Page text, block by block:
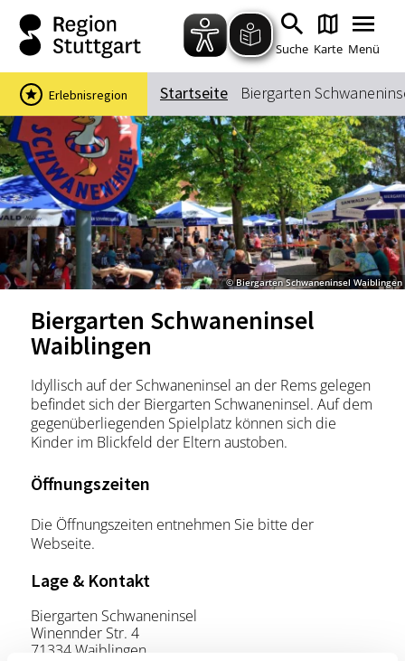
Zum Hauptinhalt springen
Zur Suche springen
Zur Hauptnavigation
Zum Footer springen
Suche Karte Menü
Suchbegriff
Das könnte Sie interessieren
Stadtführungen
Events & Tickets
Ausflugsziele
Erlebnisse
Wein
Radfahren
Wandern
Startseite Biergarten
Erlebnisregion
© Biergarten Schwaneninsel Waiblingen
Biergarten Schwaneninsel
Waiblingen
Idyllisch auf der Schwaneninsel an der Rems gelegen
befindet sich der Biergarten Schwaneninsel. Auf dem
gegenüberliegenden Spielplatz können sich die
Kinder im Blickfeld der Eltern austoben.
Öffnungszeiten
Die Öffnungszeiten entnehmen Sie bitte der
Webseite.
Lage & Kontakt
Biergarten Schwaneninsel
Winennder Str. 4
71334 Waiblingen